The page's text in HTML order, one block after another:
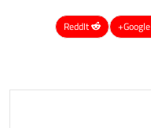
Google+
ReddIt